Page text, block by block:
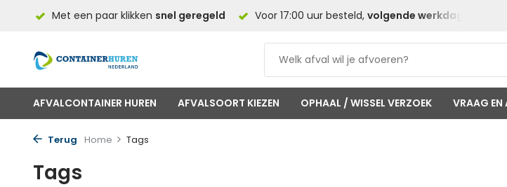
Met een paar klikken snel geregeld Voor 17:00 uur besteld, volgende werkdag
AFVALCONTAINER HUREN AFVALSOORT KIEZEN OPHAAL / WISSEL VERZOEK VRAAG
Terug Home Tags
Tags